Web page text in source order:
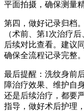
平面拍摄，确保测量精
第四，做好记录归档
（术前、第1次治疗
后续对比查看。建议
确保全流程记录完整。
最后提醒：洗纹身前
障治疗效果、维护自
还是后续治疗，都要
指导，做好术后护理